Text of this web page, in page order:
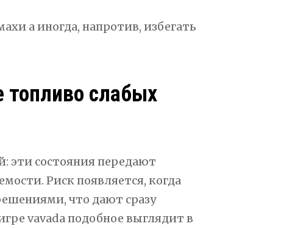
а иногда, напротив, избегать
слабых
эти состояния передают
Риск появляется, когда
что дают сразу
vavada подобное выглядит в